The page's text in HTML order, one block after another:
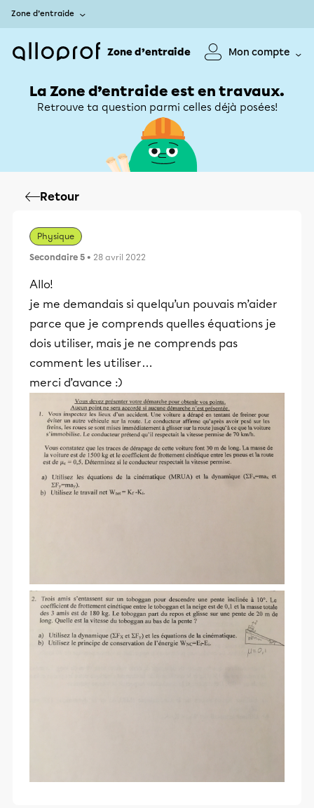
Zone d’entraide
Zone d’entraide Mon compte
La Zone d’entraide est en travaux.
Retrouve ta question parmi celles déjà posées!
Retour
Physique
Secondaire 5 • 28 avril 2022
Allo!
je me demandais si quelqu’un pouvais m’aider
parce que je comprends quelles équations je
dois utiliser, mais je ne comprends pas
comment les utiliser…
merci d’avance :)